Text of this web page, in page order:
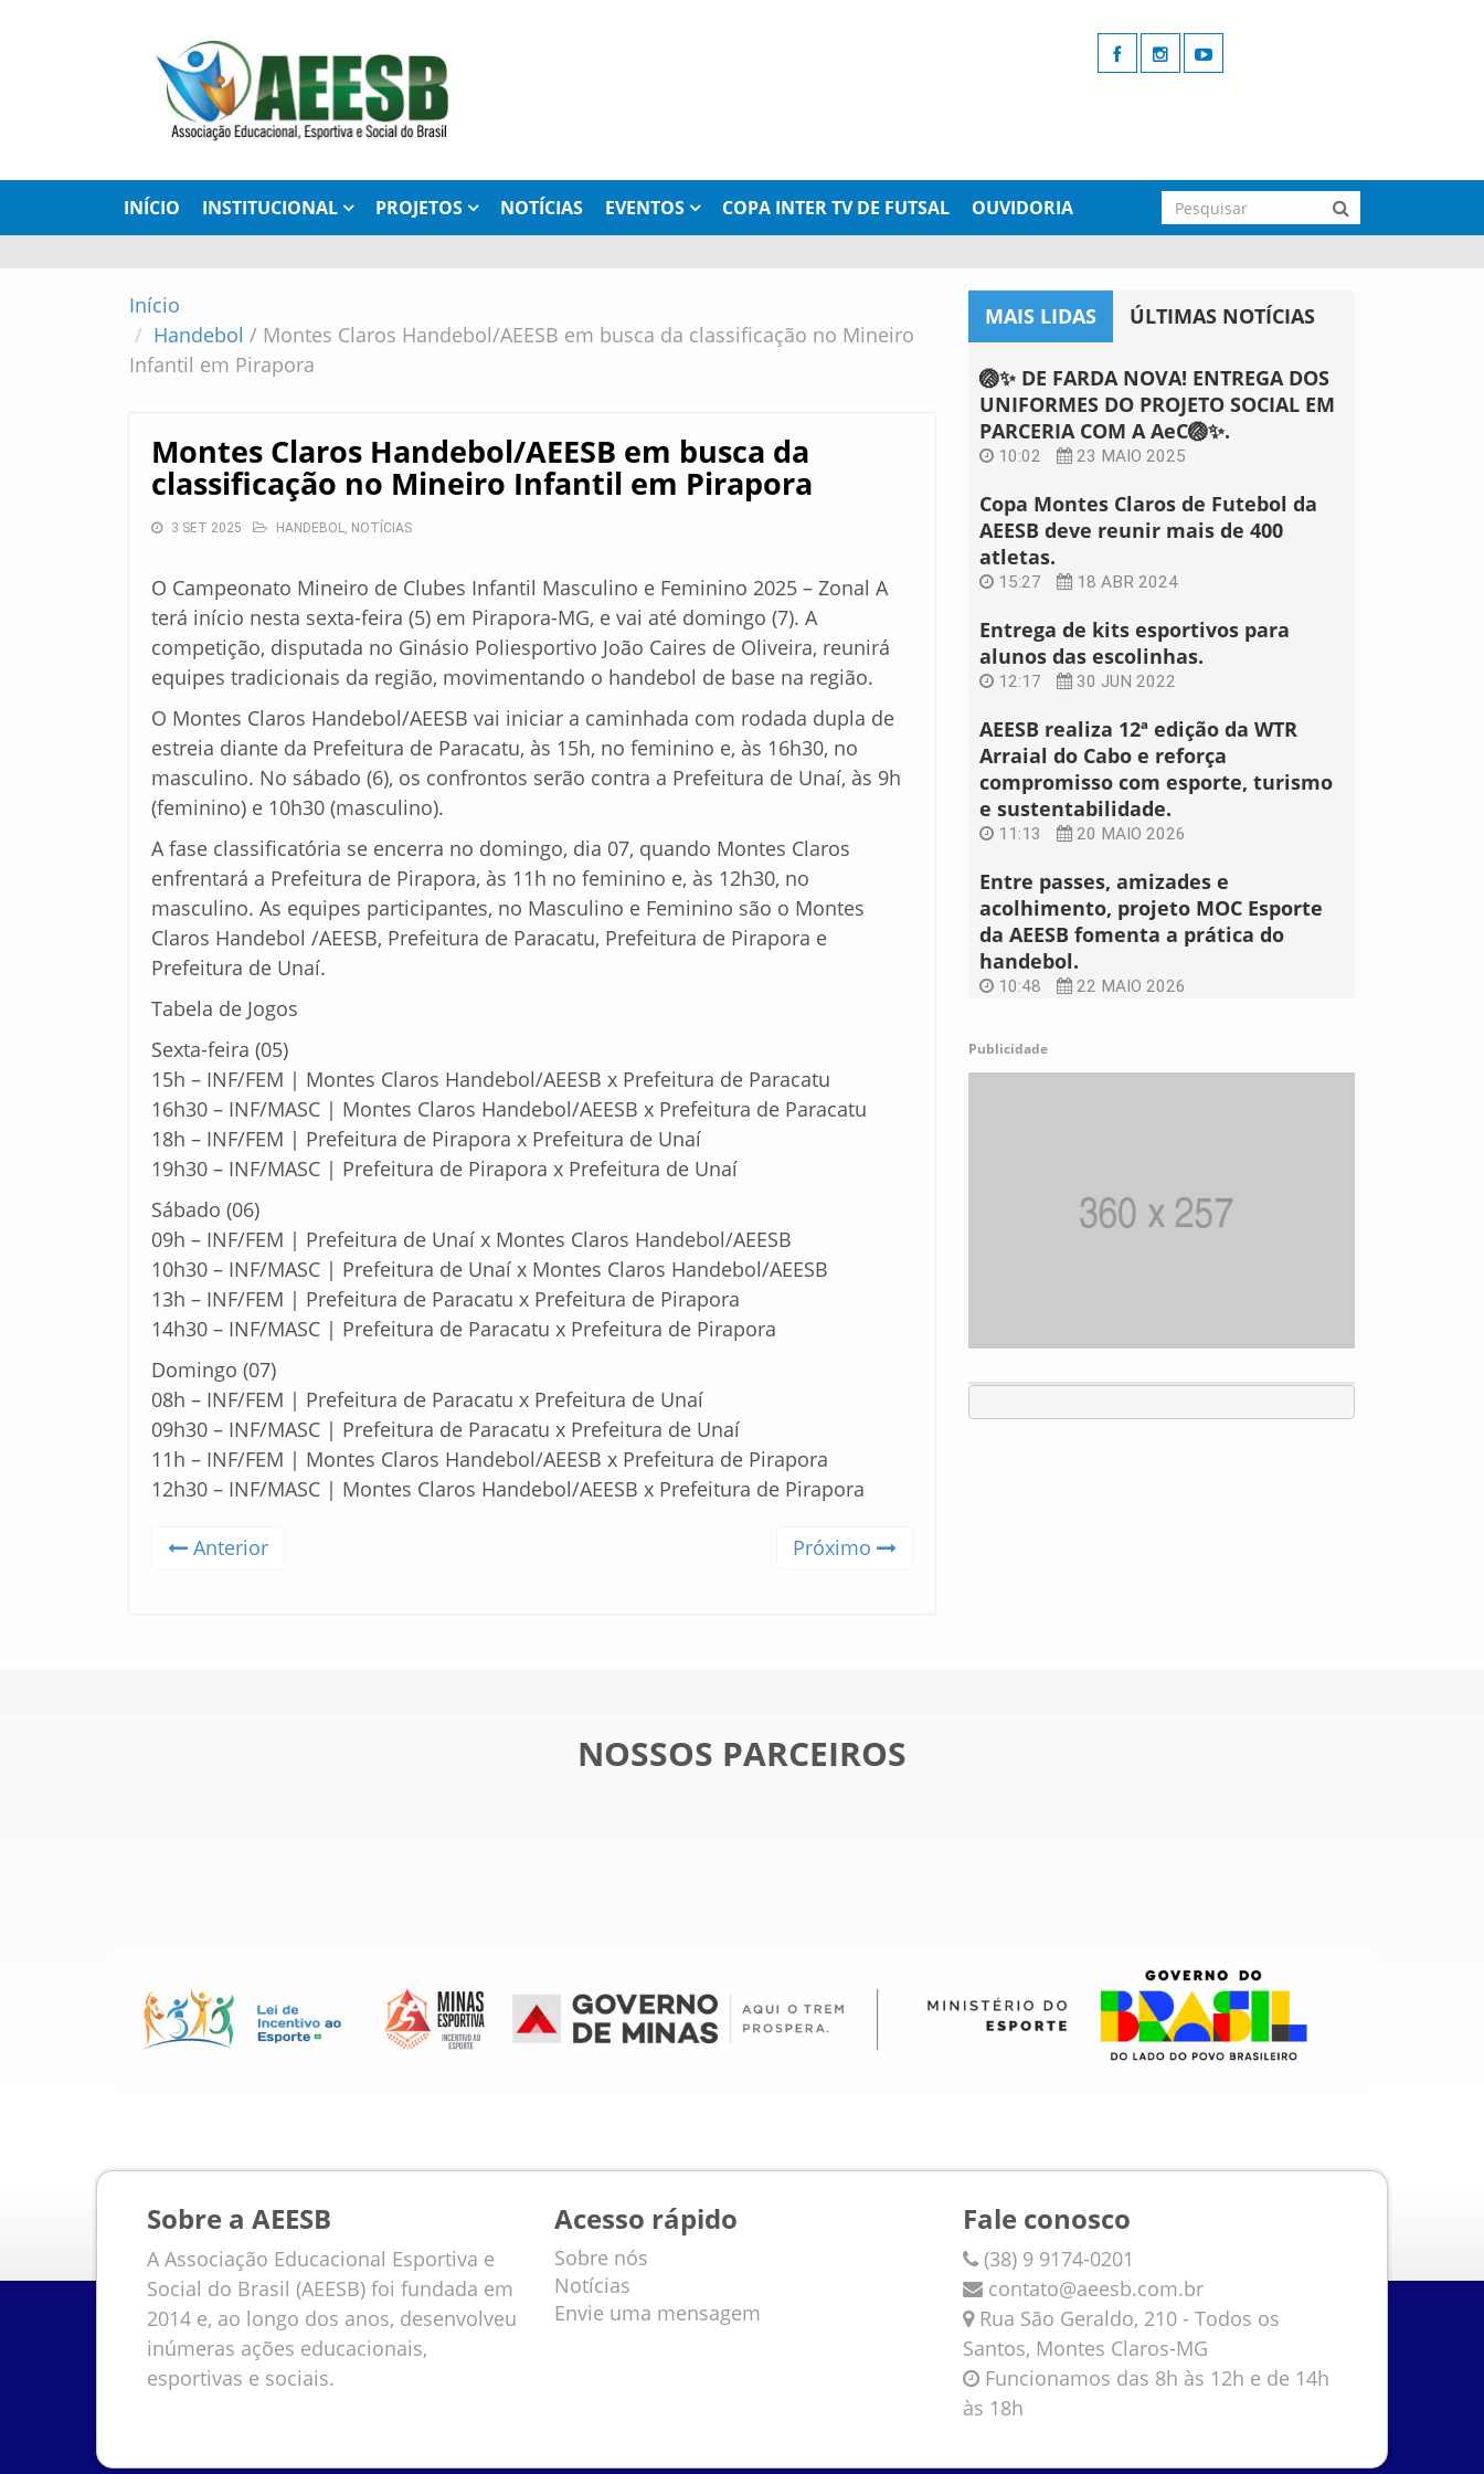
INÍCIO INSTITUCIONAL PROJETOS NOTÍCIAS EVENTOS COPA INTER TV DE FUTSAL OUVIDORIA
Início
Handebol / Montes Claros Handebol/AEESB em busca da classificação no Mineiro
Infantil em Pirapora
Montes Claros Handebol/AEESB em busca da
classificação no Mineiro Infantil em Pirapora
3 SET 2025 HANDEBOL, NOTÍCIAS
O Campeonato Mineiro de Clubes Infantil Masculino e Feminino 2025 – Zonal A
terá início nesta sexta-feira (5) em Pirapora-MG, e vai até domingo (7). A
competição, disputada no Ginásio Poliesportivo João Caires de Oliveira, reunirá
equipes tradicionais da região, movimentando o handebol de base na região.
O Montes Claros Handebol/AEESB vai iniciar a caminhada com rodada dupla de
estreia diante da Prefeitura de Paracatu, às 15h, no feminino e, às 16h30, no
masculino. No sábado (6), os confrontos serão contra a Prefeitura de Unaí, às 9h
(feminino) e 10h30 (masculino).
A fase classificatória se encerra no domingo, dia 07, quando Montes Claros
enfrentará a Prefeitura de Pirapora, às 11h no feminino e, às 12h30, no
masculino. As equipes participantes, no Masculino e Feminino são o Montes
Claros Handebol /AEESB, Prefeitura de Paracatu, Prefeitura de Pirapora e
Prefeitura de Unaí.
Tabela de Jogos
Sexta-feira (05)
15h – INF/FEM | Montes Claros Handebol/AEESB x Prefeitura de Paracatu
16h30 – INF/MASC | Montes Claros Handebol/AEESB x Prefeitura de Paracatu
18h – INF/FEM | Prefeitura de Pirapora x Prefeitura de Unaí
19h30 – INF/MASC | Prefeitura de Pirapora x Prefeitura de Unaí
Sábado (06)
09h – INF/FEM | Prefeitura de Unaí x Montes Claros Handebol/AEESB
10h30 – INF/MASC | Prefeitura de Unaí x Montes Claros Handebol/AEESB
13h – INF/FEM | Prefeitura de Paracatu x Prefeitura de Pirapora
14h30 – INF/MASC | Prefeitura de Paracatu x Prefeitura de Pirapora
Domingo (07)
08h – INF/FEM | Prefeitura de Paracatu x Prefeitura de Unaí
09h30 – INF/MASC | Prefeitura de Paracatu x Prefeitura de Unaí
11h – INF/FEM | Montes Claros Handebol/AEESB x Prefeitura de Pirapora
12h30 – INF/MASC | Montes Claros Handebol/AEESB x Prefeitura de Pirapora
Anterior Próximo
MAIS LIDAS ÚLTIMAS NOTÍCIAS
🏐✨ DE FARDA NOVA! ENTREGA DOS
UNIFORMES DO PROJETO SOCIAL EM
PARCERIA COM A AeC🏐✨.
10:02 23 MAIO 2025
Copa Montes Claros de Futebol da
AEESB deve reunir mais de 400
atletas.
15:27 18 ABR 2024
Entrega de kits esportivos para
alunos das escolinhas.
12:17 30 JUN 2022
AEESB realiza 12ª edição da WTR
Arraial do Cabo e reforça
compromisso com esporte, turismo
e sustentabilidade.
11:13 20 MAIO 2026
Entre passes, amizades e
acolhimento, projeto MOC Esporte
da AEESB fomenta a prática do
handebol.
10:48 22 MAIO 2026
Publicidade
NOSSOS PARCEIROS
Sobre a AEESB
A Associação Educacional Esportiva e
Social do Brasil (AEESB) foi fundada em
2014 e, ao longo dos anos, desenvolveu
inúmeras ações educacionais,
esportivas e sociais.
Acesso rápido
Sobre nós
Notícias
Envie uma mensagem
Fale conosco
(38) 9 9174-0201
contato@aeesb.com.br
Rua São Geraldo, 210 - Todos os
Santos, Montes Claros-MG
Funcionamos das 8h às 12h e de 14h
às 18h